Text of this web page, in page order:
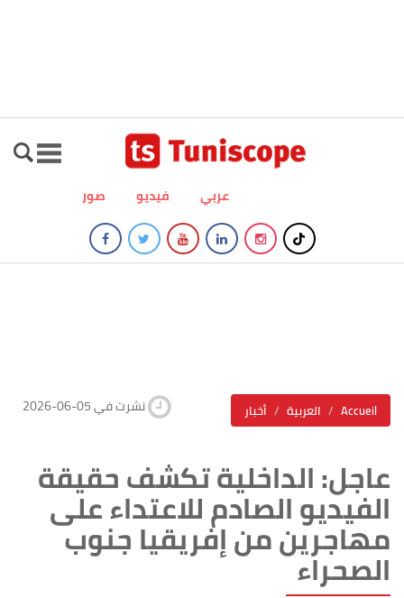
صور فيديو عربي
أخبار العربية Accueil 2026-06-05 نشرت في
عاجل: الداخلية تكشف حقيقة
الفيديو الصادم للاعتداء على
مهاجرين من إفريقيا جنوب
الصحراء